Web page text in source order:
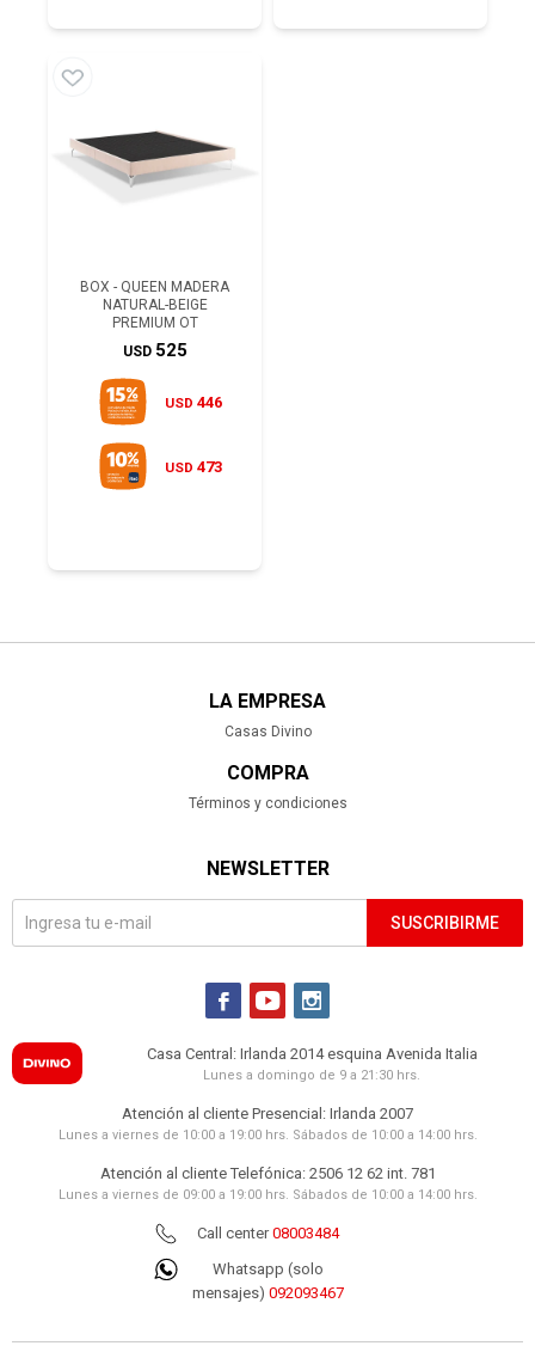
BOX - QUEEN MADERA
NATURAL-BEIGE
PREMIUM OT
USD 525
USD 446
USD 473
LA EMPRESA
Casas Divino
COMPRA
Términos y condiciones
NEWSLETTER
SUSCRIBIRME
  
Casa Central: Irlanda 2014 esquina Avenida Italia
Lunes a domingo de 9 a 21:30 hrs.
Atención al cliente Presencial: Irlanda 2007
Lunes a viernes de 10:00 a 19:00 hrs. Sábados de 10:00 a 14:00 hrs.
Atención al cliente Telefónica: 2506 12 62 int. 781
Lunes a viernes de 09:00 a 19:00 hrs. Sábados de 10:00 a 14:00 hrs.
Call center08003484
Whatsapp (solo
mensajes) 092093467